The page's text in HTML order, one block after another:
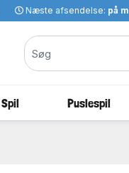
Næste afsendelse: på
Spil Puslespil